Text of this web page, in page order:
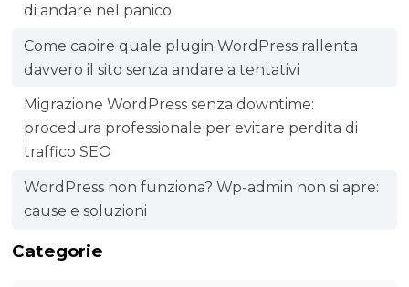
di andare nel panico
Come capire quale plugin WordPress rallenta
davvero il sito senza andare a tentativi
Migrazione WordPress senza downtime:
procedura professionale per evitare perdita di
traffico SEO
WordPress non funziona? Wp-admin non si apre:
cause e soluzioni
Categorie